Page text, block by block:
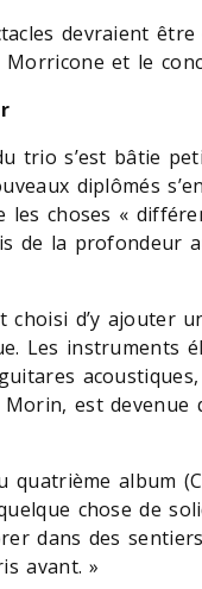
devraient être
Morricone et le
trio s’est bâtie
diplômés
choses «
de la profondeur
choisi d’y ajouter
Les instruments
est devenue
quatrième album
chose de
dans des
avant. »